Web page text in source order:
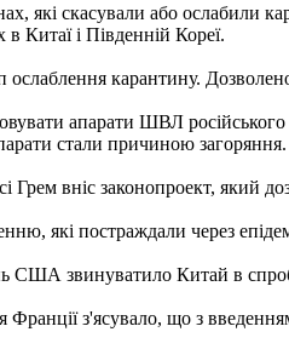
які скасували або ослабили
в Китаї і Південній Кореї.
карантину.
апарати ШВЛ російського
стали причиною загоряння.
Грем вніс законопроект, який
які постраждали через
США звинуватило Китай в
Франції з'ясувало, що з